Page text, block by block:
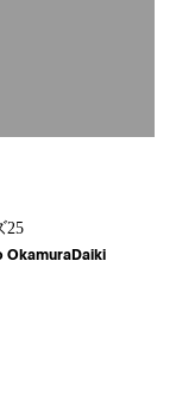
25
OkamuraDaiki